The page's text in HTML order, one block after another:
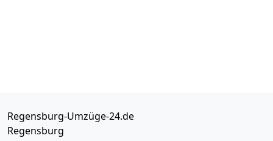
Regensburg-Umzüge-24.de
Regensburg